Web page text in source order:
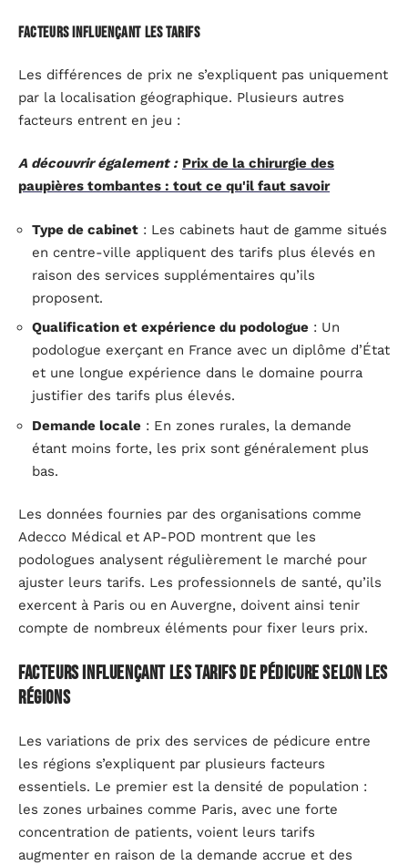
Facteurs influençant les tarifs
Les différences de prix ne s’expliquent pas uniquement
par la localisation géographique. Plusieurs autres
facteurs entrent en jeu :
A découvrir également : Prix de la chirurgie des
paupières tombantes : tout ce qu'il faut savoir
Type de cabinet : Les cabinets haut de gamme situés
en centre-ville appliquent des tarifs plus élevés en
raison des services supplémentaires qu’ils
proposent.
Qualification et expérience du podologue : Un
podologue exerçant en France avec un diplôme d’État
et une longue expérience dans le domaine pourra
justifier des tarifs plus élevés.
Demande locale : En zones rurales, la demande
étant moins forte, les prix sont généralement plus
bas.
Les données fournies par des organisations comme
Adecco Médical et AP-POD montrent que les
podologues analysent régulièrement le marché pour
ajuster leurs tarifs. Les professionnels de santé, qu’ils
exercent à Paris ou en Auvergne, doivent ainsi tenir
compte de nombreux éléments pour fixer leurs prix.
Facteurs influençant les tarifs de pédicure selon les
régions
Les variations de prix des services de pédicure entre
les régions s’expliquent par plusieurs facteurs
essentiels. Le premier est la densité de population :
les zones urbaines comme Paris, avec une forte
concentration de patients, voient leurs tarifs
augmenter en raison de la demande accrue et des